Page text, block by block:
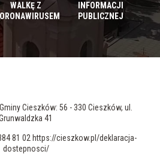
WALKĘ Z
INFORMACJI
PUBLICZNEJ
Cieszków: 56 - 330 Cieszków, ul.
41
81 02 https://cieszkow.pl/deklaracja-
dostepnosci/